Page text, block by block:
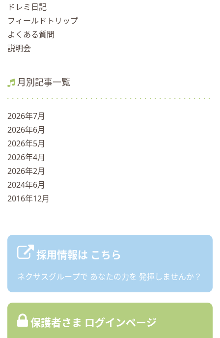
ドレミ日記
フィールドトリップ
よくある質問
説明会
月別記事一覧
2026年7月
2026年6月
2026年5月
2026年4月
2026年2月
2024年6月
2016年12月
採用情報は こちら
ネクサスグループで あなたの力を 発揮しませんか？
保護者さま ログインページ